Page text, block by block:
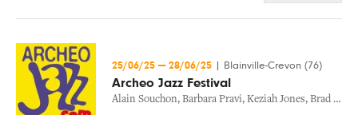
25/06/25 — 28/06/25 Blainville-Crevon (76)
Archeo Jazz Festival
Alain Souchon, Barbara Pravi, Keziah Jones, Brad Mehldau